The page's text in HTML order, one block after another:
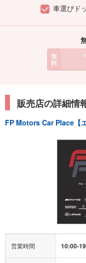
車選びド
無
料
販売店の詳細情
FP Motors Car Place【
営業時間 10:00-